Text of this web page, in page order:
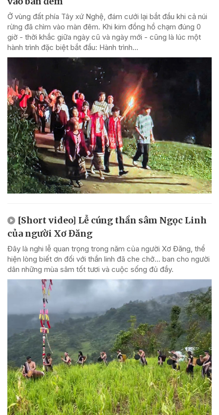
Ở vùng đất phía Tây xứ Nghệ, đám cưới lại bắt đầu khi cả núi
rừng đã chìm vào màn đêm. Khi kim đồng hồ chạm đúng 0
giờ - thời khắc giữa ngày cũ và ngày mới - cũng là lúc một
hành trình đặc biệt bắt đầu: Hành trình...
[Short video] Lễ cúng thần sâm Ngọc Linh
của người Xơ Đăng
Đây là nghi lễ quan trọng trong năm của người Xơ Đăng, thể
hiện lòng biết ơn đối với thần linh đã che chở... ban cho người
dân những mùa sâm tốt tươi và cuộc sống đủ đầy.